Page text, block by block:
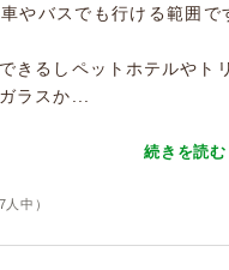
やバスでも行ける範囲
きるしペットホテルやト
ラスか...
続きを読む
7 人中）